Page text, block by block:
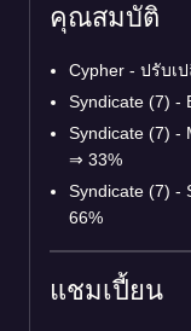
คุณสมบัติ
Cypher - ปรับเ
Syndicate (7) -
Syndicate (7) -
⇒ 33%
Syndicate (7) -
66%
แชมเปี้ยน